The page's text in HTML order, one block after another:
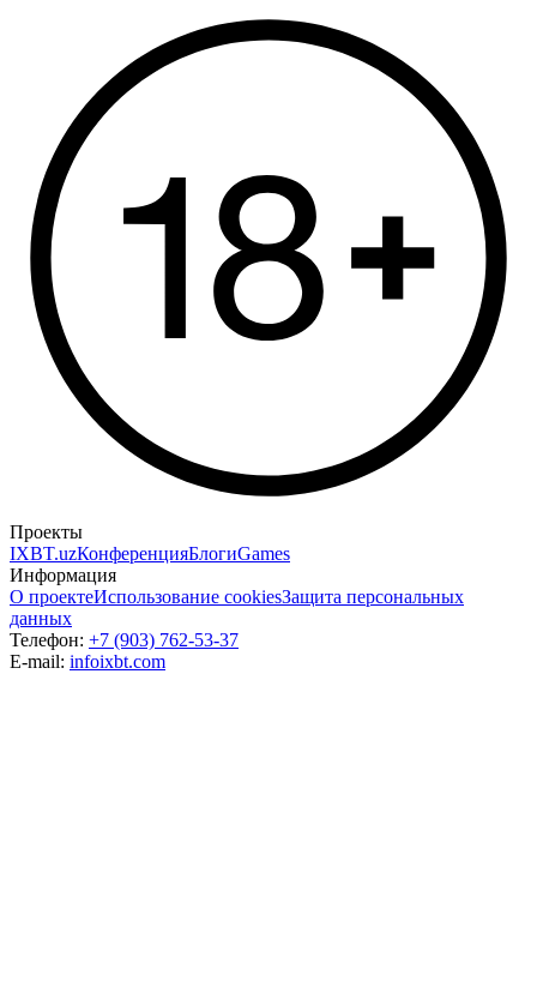
Проекты
IXBT.uzКонференцияБлогиGames
Информация
О проектеИспользование cookiesЗащита персональных
данных
Телефон: +7 (903) 762-53-37
E-mail: infoixbt.com